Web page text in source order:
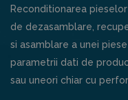
Reconditionarea
de dezasamblare,
si asamblare a unei
parametrii dati de
sau uneori chiar cu